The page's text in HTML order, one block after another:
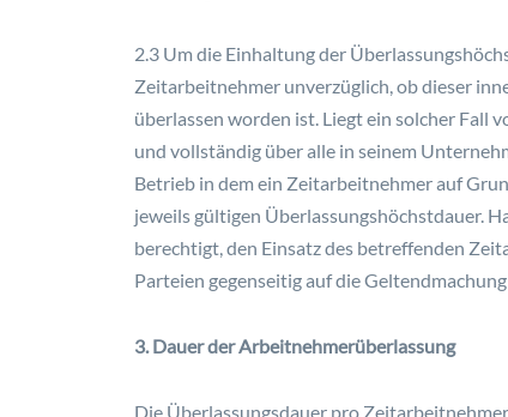
2.3 Um die Einhaltung der
Zeitarbeitnehmer unverzüglich, ob dieser
überlassen worden ist. Liegt ein solcher Fall
und vollständig über alle in seinem
Betrieb in dem ein Zeitarbeitnehmer auf
jeweils gültigen Überlassungshöchstdauer.
berechtigt, den Einsatz des betreffenden
Parteien gegenseitig auf die
3. Dauer der Arbeitnehmerüberlassung
Die Überlassungsdauer pro